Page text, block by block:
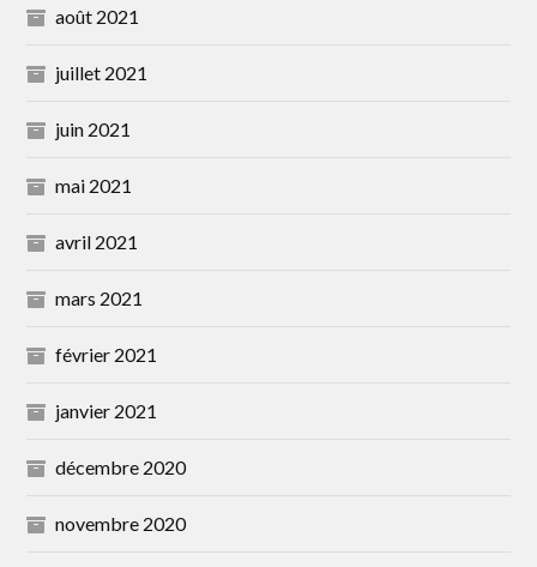
août 2021
juillet 2021
juin 2021
mai 2021
avril 2021
mars 2021
février 2021
janvier 2021
décembre 2020
novembre 2020